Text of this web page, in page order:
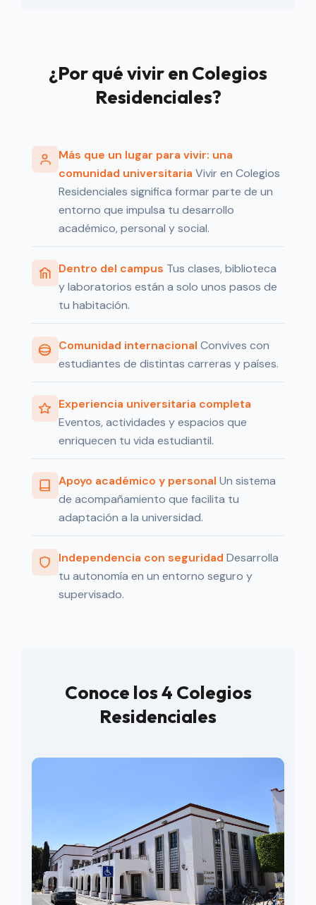
¿Por qué vivir en Colegios
Residenciales?
Más que un lugar para vivir: una
comunidad universitaria Vivir en Colegios
Residenciales significa formar parte de un
entorno que impulsa tu desarrollo
académico, personal y social.
Dentro del campus Tus clases, biblioteca
y laboratorios están a solo unos pasos de
tu habitación.
Comunidad internacional Convives con
estudiantes de distintas carreras y países.
Experiencia universitaria completa
Eventos, actividades y espacios que
enriquecen tu vida estudiantil.
Apoyo académico y personal Un sistema
de acompañamiento que facilita tu
adaptación a la universidad.
Independencia con seguridad Desarrolla
tu autonomía en un entorno seguro y
supervisado.
Conoce los 4 Colegios
Residenciales